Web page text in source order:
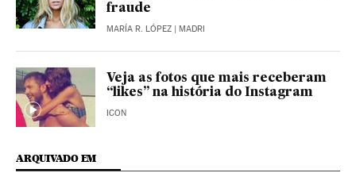
fraude
MARÍA R. LÓPEZ | MADRI
Veja as fotos que mais receberam
“likes” na história do Instagram
ICON
ARQUIVADO EM